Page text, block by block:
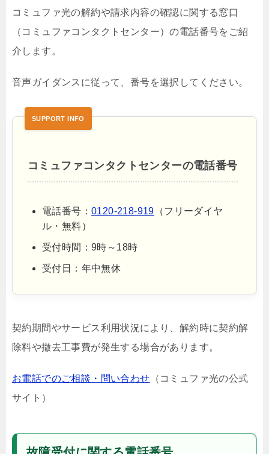
コミュファ光の解約や請求内容の確認に関する窓口
（コミュファコンタクトセンター）の電話番号をご紹
介します。
音声ガイダンスに従って、番号を選択してください。
コミュファコンタクトセンターの電話番号
電話番号： 0120-218-919 （フリーダイヤ
ル・無料）
受付時間：9時～18時
受付日：年中無休
契約期間やサービス利用状況により、解約時に契約解
除料や撤去工事費が発生する場合があります。
お電話でのご相談・問い合わせ （コミュファ光の公式
サイト）